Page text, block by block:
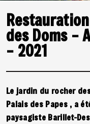
des Doms –
– 2021
Le jardin du rocher
Palais des Papes , a
paysagiste Barillet-